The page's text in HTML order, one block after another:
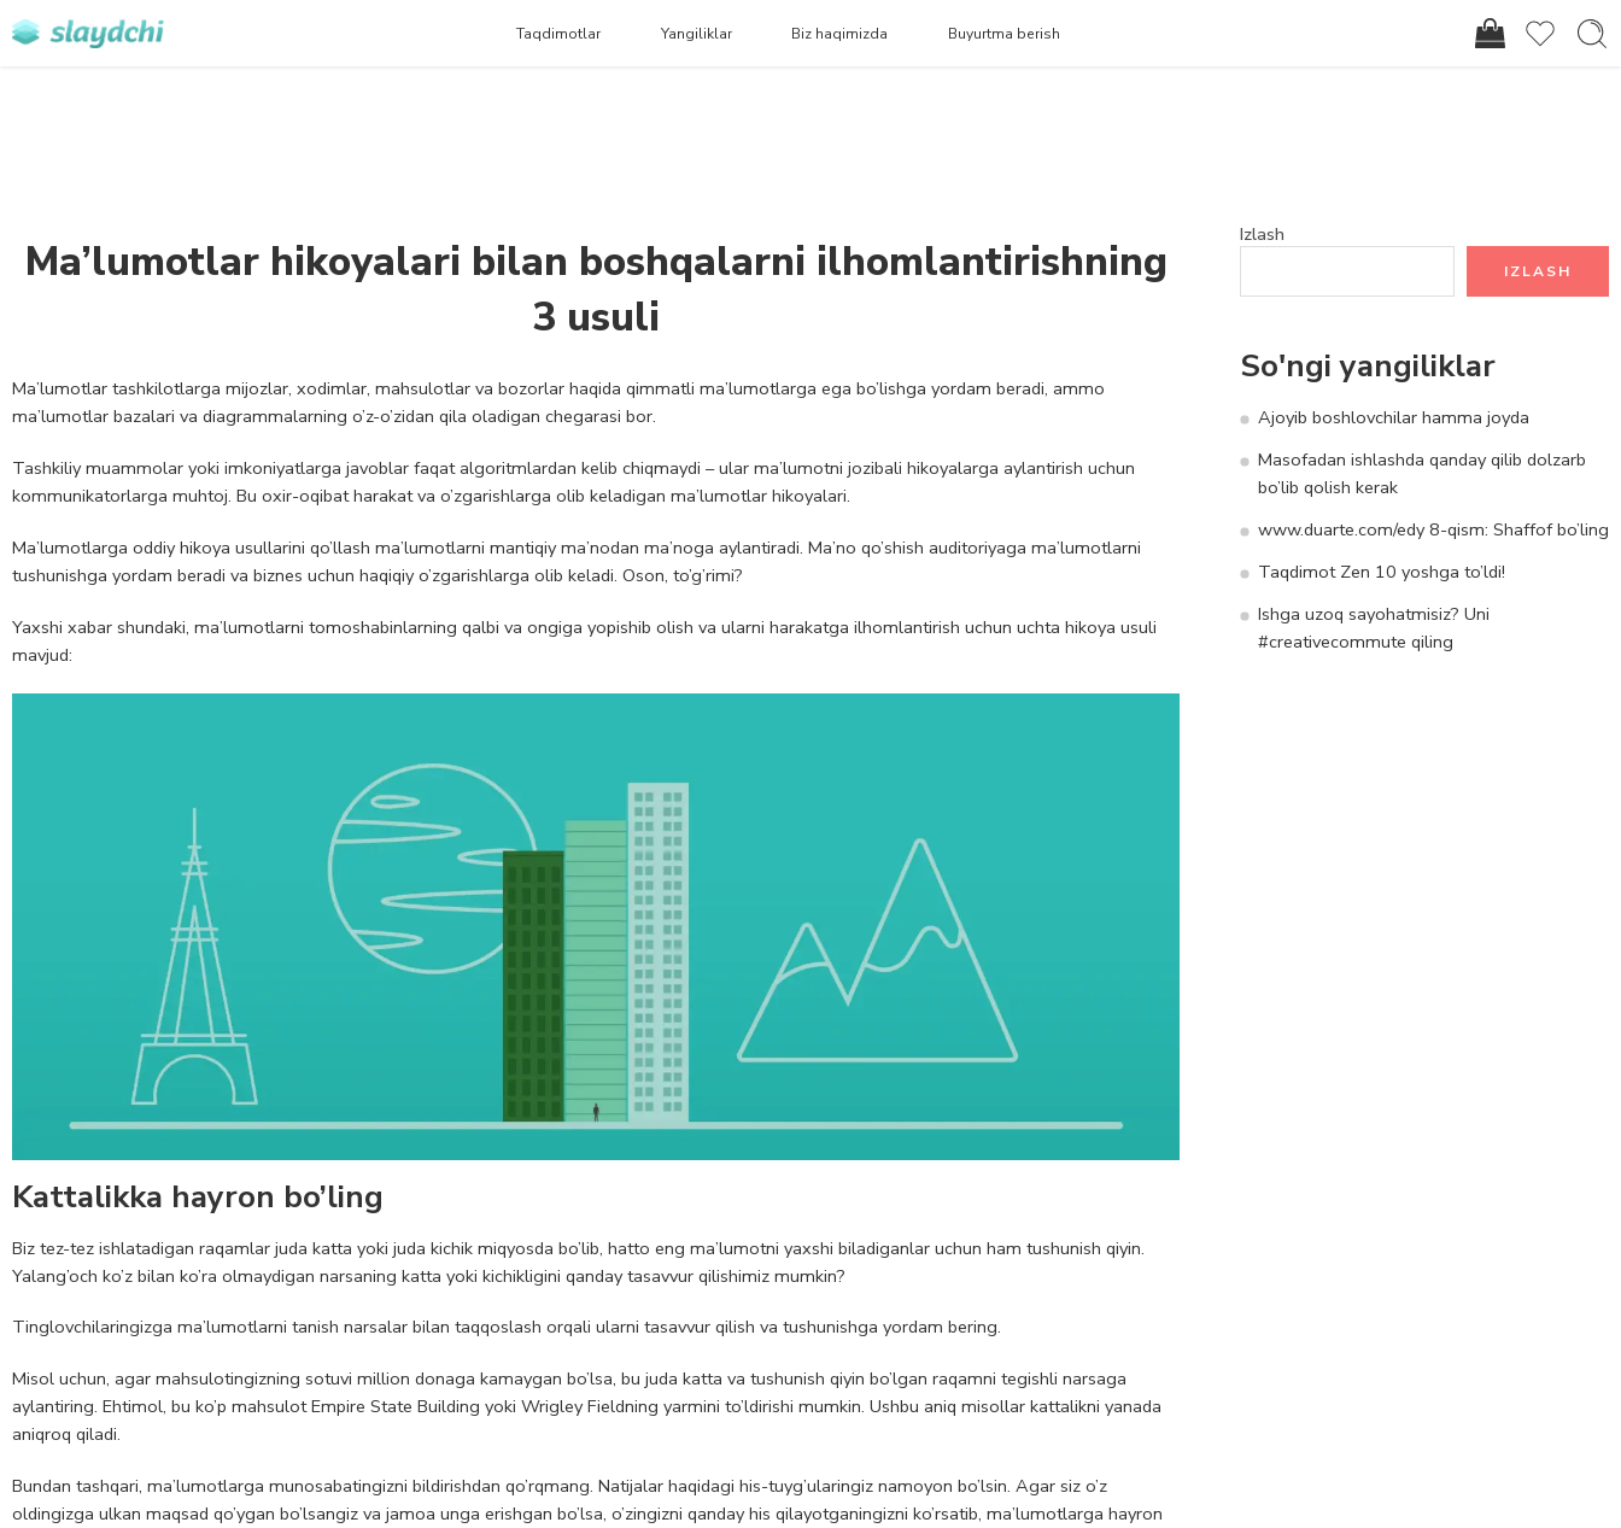
Kirish / Ro'yxatdan o'tish
Taqdimotlar Yangiliklar Biz haqimizda Buyurtma berish
Ma’lumotlar hikoyalari bilan boshqalarni ilhomlantirishning
3 usuli
Ma’lumotlar tashkilotlarga mijozlar, xodimlar, mahsulotlar va bozorlar haqida qimmatli ma’lumotlarga ega bo’lishga yordam beradi, ammo
ma’lumotlar bazalari va diagrammalarning o’z-o’zidan qila oladigan chegarasi bor.
Tashkiliy muammolar yoki imkoniyatlarga javoblar faqat algoritmlardan kelib chiqmaydi – ular ma’lumotni jozibali hikoyalarga aylantirish uchun
kommunikatorlarga muhtoj. Bu oxir-oqibat harakat va o’zgarishlarga olib keladigan ma’lumotlar hikoyalari.
Ma’lumotlarga oddiy hikoya usullarini qo’llash ma’lumotlarni mantiqiy ma’nodan ma’noga aylantiradi. Ma’no qo’shish auditoriyaga ma’lumotlarni
tushunishga yordam beradi va biznes uchun haqiqiy o’zgarishlarga olib keladi. Oson, to’g’rimi?
Yaxshi xabar shundaki, ma’lumotlarni tomoshabinlarning qalbi va ongiga yopishib olish va ularni harakatga ilhomlantirish uchun uchta hikoya usuli
mavjud:
Kattalikka hayron bo’ling
Biz tez-tez ishlatadigan raqamlar juda katta yoki juda kichik miqyosda bo’lib, hatto eng ma’lumotni yaxshi biladiganlar uchun ham tushunish qiyin.
Yalang’och ko’z bilan ko’ra olmaydigan narsaning katta yoki kichikligini qanday tasavvur qilishimiz mumkin?
Tinglovchilaringizga ma’lumotlarni tanish narsalar bilan taqqoslash orqali ularni tasavvur qilish va tushunishga yordam bering.
Misol uchun, agar mahsulotingizning sotuvi million donaga kamaygan bo’lsa, bu juda katta va tushunish qiyin bo’lgan raqamni tegishli narsaga
aylantiring. Ehtimol, bu ko’p mahsulot Empire State Building yoki Wrigley Fieldning yarmini to’ldirishi mumkin. Ushbu aniq misollar kattalikni yanada
aniqroq qiladi.
Bundan tashqari, ma’lumotlarga munosabatingizni bildirishdan qo’rqmang. Natijalar haqidagi his-tuyg’ularingiz namoyon bo’lsin. Agar siz o’z
oldingizga ulkan maqsad qo’ygan bo’lsangiz va jamoa unga erishgan bo’lsa, o’zingizni qanday his qilayotganingizni ko’rsatib, ma’lumotlarga hayron
Izlash
IZLASH
So'ngi yangiliklar
Ajoyib boshlovchilar hamma joyda
Masofadan ishlashda qanday qilib dolzarb
bo’lib qolish kerak
www.duarte.com/edy 8-qism: Shaffof bo’ling
Taqdimot Zen 10 yoshga to’ldi!
Ishga uzoq sayohatmisiz? Uni
#creativecommute qiling